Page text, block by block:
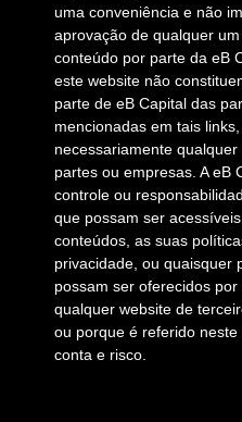
uma conveniência e não
aprovação de qualquer
conteúdo por parte da eB
este website não
parte de eB Capital das
mencionadas em tais
necessariamente
partes ou empresas. A eB
controle ou
que possam ser
conteúdos, as suas
privacidade, ou quaisquer
possam ser oferecidos
qualquer website de
ou porque é referido
conta e risco.